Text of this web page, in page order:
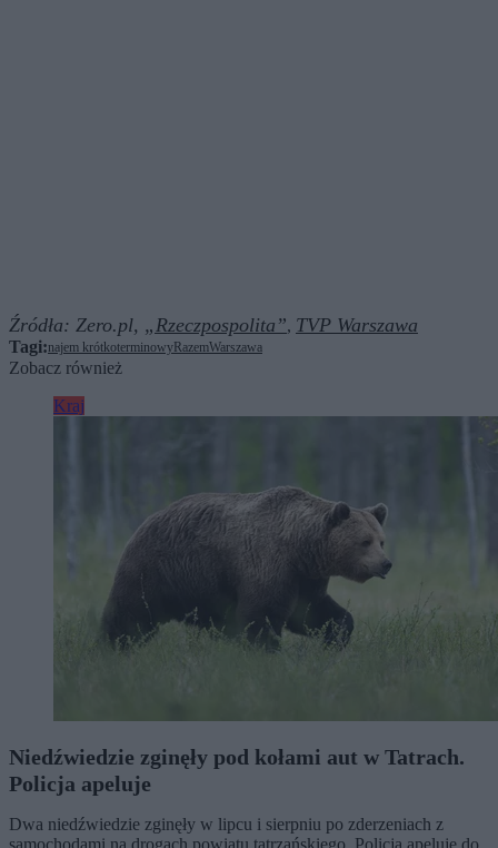
Źródła: Zero.pl, „Rzeczpospolita”, TVP Warszawa
Tagi:najem krótkoterminowy RazemWarszawa
Zobacz również
Kraj
Niedźwiedzie zginęły pod kołami aut w Tatrach.
Policja apeluje
Dwa niedźwiedzie zginęły w lipcu i sierpniu po zderzeniach z
samochodami na drogach powiatu tatrzańskiego. Policja apeluje do